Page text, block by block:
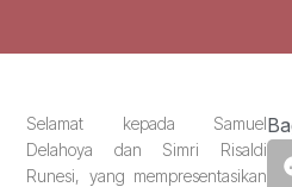
Selamat kepada Samuel
Delahoya dan Simri Risaldi
Runesi, yang mempresentasikan